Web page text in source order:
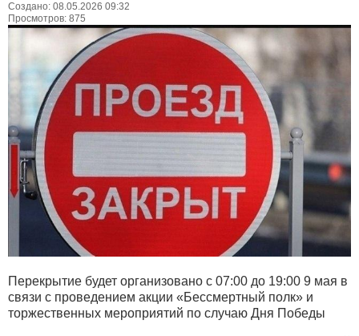
Создано: 08.05.2026 09:32
Просмотров: 875
Перекрытие будет организовано с 07:00 до 19:00 9 мая в
связи с проведением акции «Бессмертный полк» и
торжественных мероприятий по случаю Дня Победы